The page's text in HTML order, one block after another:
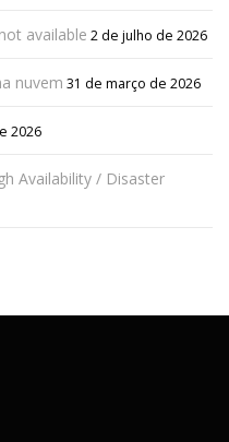
available 2 de julho de 2026
nuvem 31 de março de 2026
2026
Availability / Disaster